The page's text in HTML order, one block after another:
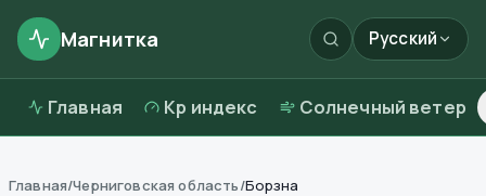
Магнитка Русский
Главная Kp индекс Солнечный ветер
Главная/Черниговская область/Борзна